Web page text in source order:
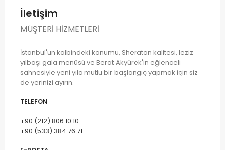
İletişim
MÜŞTERI HIZMETLERI
İstanbul'un kalbindeki konumu, Sheraton kalitesi, leziz
yılbaşı gala menüsü ve Berat Akyürek'in eğlenceli
sahnesiyle yeni yıla mutlu bir başlangıç yapmak için siz
de yerinizi ayırın.
TELEFON
+90 (212) 806 10 10
+90 (533) 384 76 71